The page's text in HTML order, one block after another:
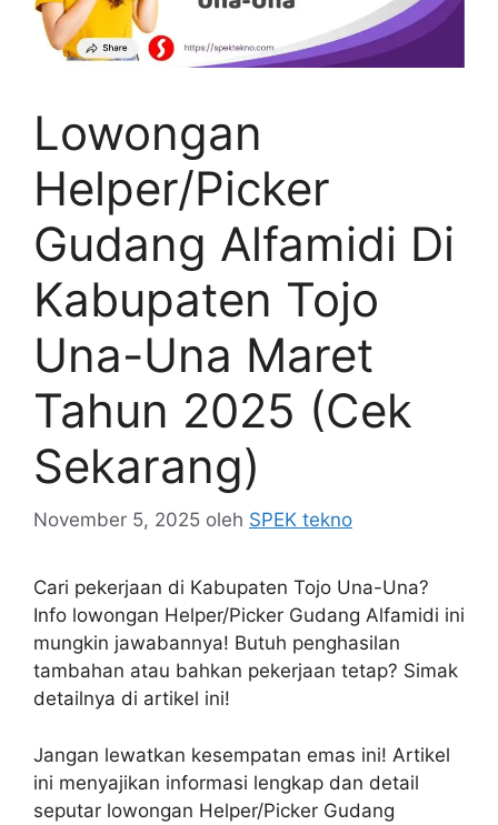
Lowongan
Helper/Picker
Gudang Alfamidi Di
Kabupaten Tojo
Una-Una Maret
Tahun 2025 (Cek
Sekarang)
November 5, 2025 oleh SPEK tekno
Cari pekerjaan di Kabupaten Tojo Una-Una?
Info lowongan Helper/Picker Gudang Alfamidi ini
mungkin jawabannya! Butuh penghasilan
tambahan atau bahkan pekerjaan tetap? Simak
detailnya di artikel ini!
Jangan lewatkan kesempatan emas ini! Artikel
ini menyajikan informasi lengkap dan detail
seputar lowongan Helper/Picker Gudang